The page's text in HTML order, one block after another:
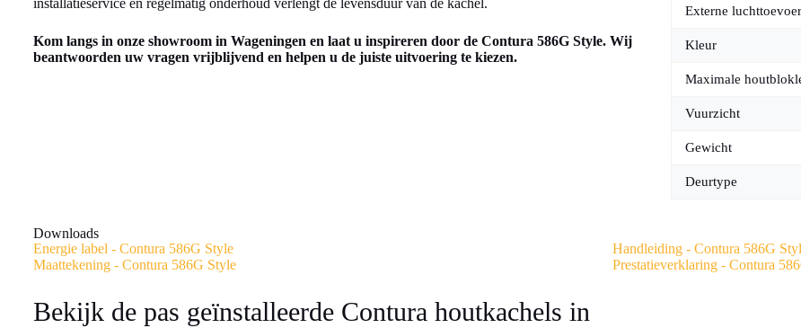
installatieservice en regelmatig onderhoud verlengt de levensduur van de kachel.
Kom langs in onze showroom in Wageningen en laat u inspireren door de Contura 586G Style. Wij
beantwoorden uw vragen vrijblijvend en helpen u de juiste uitvoering te kiezen.
Externe luchttoevoer
Kleur
Maximale
Vuurzicht
Gewicht
Deurtype
Downloads
Energie label - Contura 586G Style
Handleiding - Contura 586G
Maattekening - Contura 586G Style
Prestatieverklaring - Contura
Bekijk de pas geïnstalleerde Contura houtkachels in